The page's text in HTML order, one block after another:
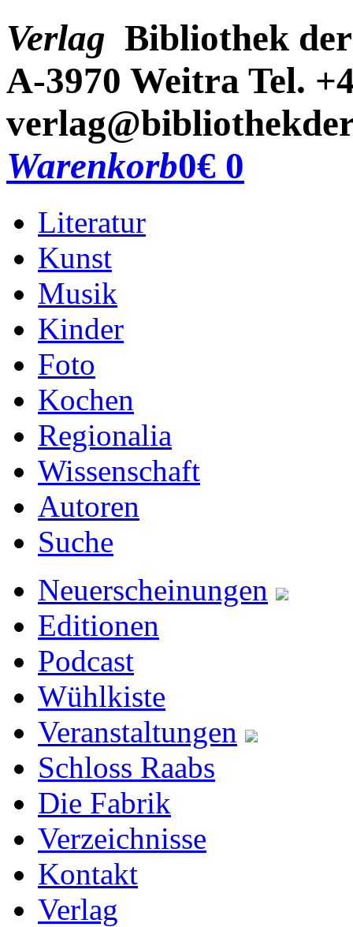
Verlag Bibliothek
A-3970 Weitra Tel.
Warenkorb0€ 0
Literatur
Kunst
Musik
Kinder
Foto
Kochen
Regionalia
Wissenschaft
Autoren
Suche
Neuerscheinungen
Editionen
Podcast
Wühlkiste
Veranstaltungen
Schloss Raabs
Die Fabrik
Verzeichnisse
Kontakt
Verlag